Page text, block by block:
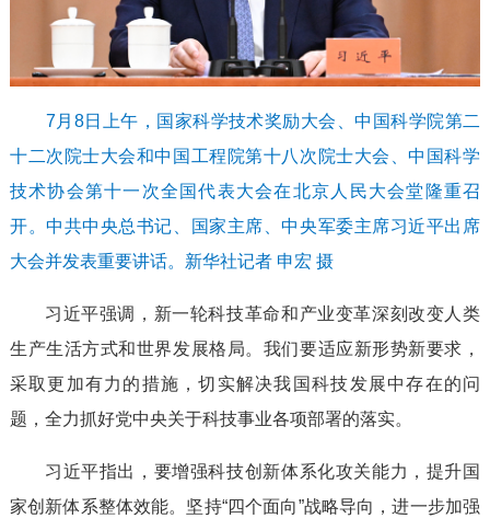
7月8日上午，国家科学技术奖励大会、中国科学院第二
十二次院士大会和中国工程院第十八次院士大会、中国科学
技术协会第十一次全国代表大会在北京人民大会堂隆重召
开。中共中央总书记、国家主席、中央军委主席习近平出席
大会并发表重要讲话。新华社记者 申宏 摄
习近平强调，新一轮科技革命和产业变革深刻改变人类
生产生活方式和世界发展格局。我们要适应新形势新要求，
采取更加有力的措施，切实解决我国科技发展中存在的问
题，全力抓好党中央关于科技事业各项部署的落实。
习近平指出，要增强科技创新体系化攻关能力，提升国
家创新体系整体效能。坚持“四个面向”战略导向，进一步加强